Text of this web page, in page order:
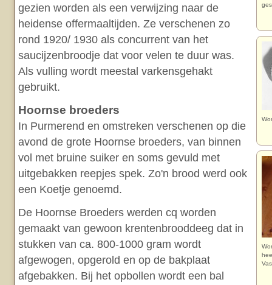
gezien worden als een verwijzing naar de
heidense offermaaltijden. Ze verschenen zo
rond 1920/ 1930 als concurrent van het
saucijzenbroodje dat voor velen te duur was.
Als vulling wordt meestal varkensgehakt
gebruikt.
Hoornse broeders
In Purmerend en omstreken verschenen op die
avond de grote Hoornse broeders, van binnen
vol met bruine suiker en soms gevuld met
uitgebakken reepjes spek. Zo'n brood werd ook
een Koetje genoemd.
De Hoornse Broeders werden cq worden
gemaakt van gewoon krentenbrooddeeg dat in
stukken van ca. 800-1000 gram wordt
afgewogen, opgerold en op de bakplaat
afgebakken. Bij het opbollen wordt een bal